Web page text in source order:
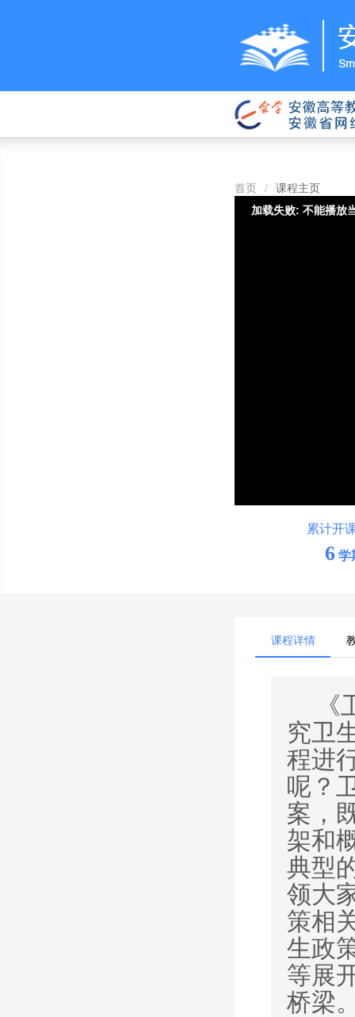
首页 / 课程主页
加载失败: 不能播放
累计开
6 学
课程详情
究卫
程进
呢？
案，
架和
典型
领大
策相
生政
等展
桥梁